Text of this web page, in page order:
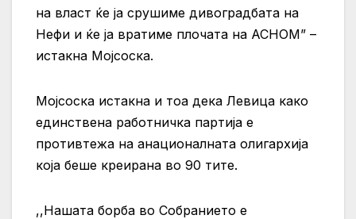
на власт ќе ја срушиме дивоградбата на
Нефи и ќе ја вратиме плочата на АСНОМ” –
истакна Мојсоска.
Мојсоска истакна и тоа дека Левица како
единствена работничка партија е
противтежа на анационалната олигархија
која беше креирана во 90 тите.
,,Нашата борба во Собранието е